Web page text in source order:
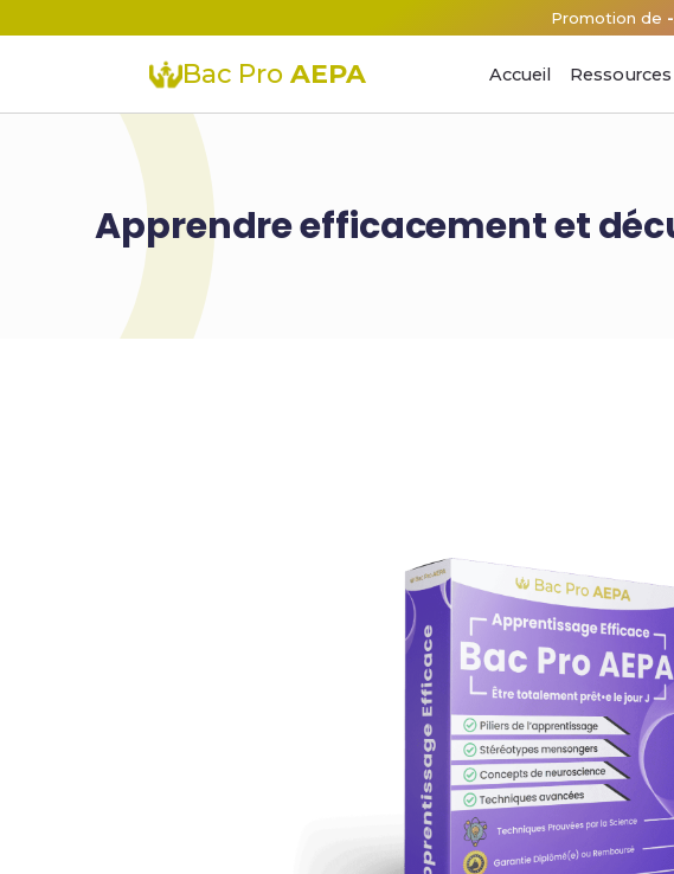
Promotion de
Bac Pro AEPA Accueil Ressources
Apprendre efficacement et